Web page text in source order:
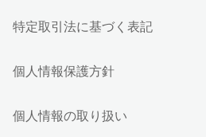
特定取引法に基づく表記
個人情報保護方針
個人情報の取り扱い